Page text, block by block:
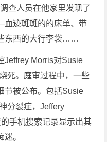
查人员在他家里发现了
迹斑斑的的床单、带
东西的大行李袋……
Jeffrey Morris对Susie
死。庭审过程中，一些
节被公布。包括Susie
分裂症，Jeffery
手机搜索记录显示出其
。